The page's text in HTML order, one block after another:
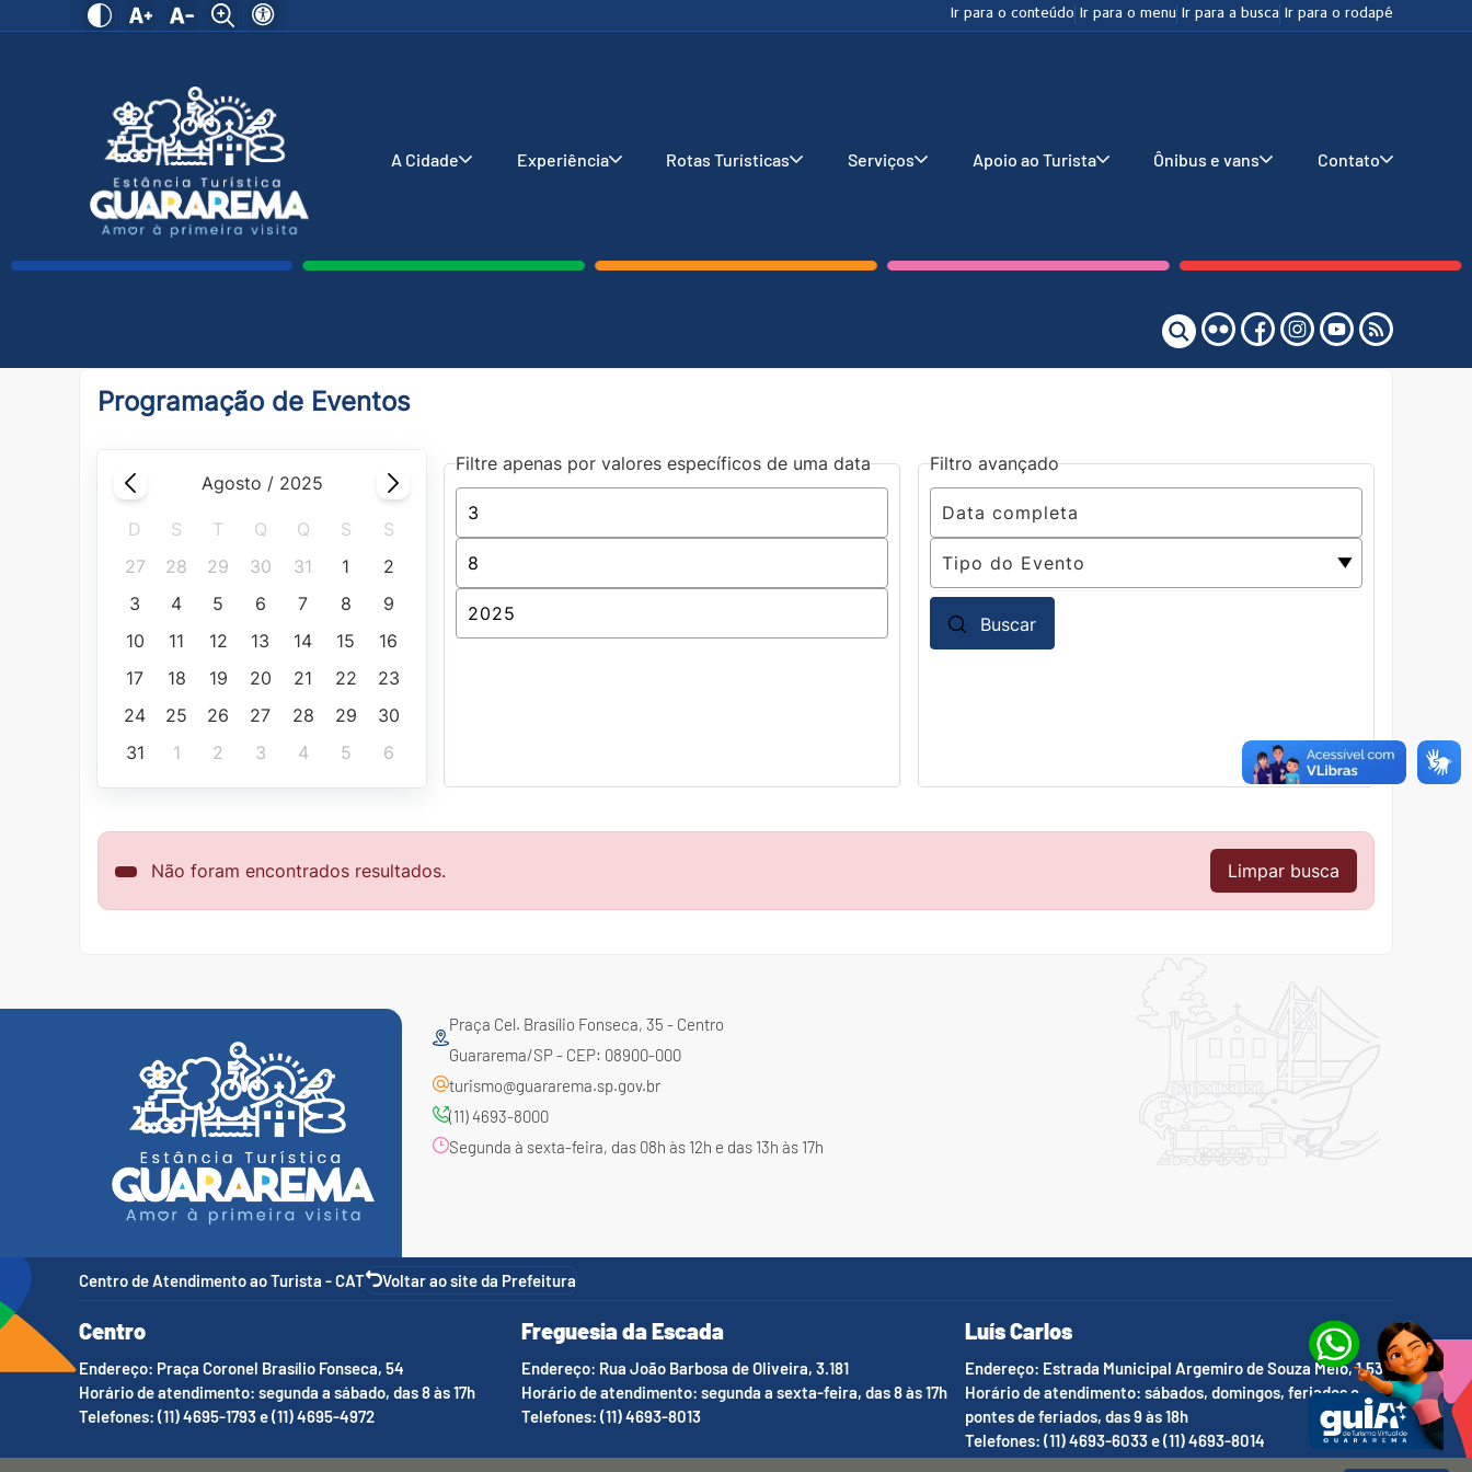
Ir para o conteúdo Ir para o menu Ir para a busca Ir para o rodapé
A Cidade Experiência Rotas Turísticas Serviços Apoio ao Turista Ônibus e vans Contato
Programação de Eventos
agosto / 2025
D S T Q Q S
S
27
28 29 30 31 1
2
3
4 5 6 7 8
9
10
11 12 13 14 15
16
17
18 19 20 21 22
23
24
25 26 27 28 29
30
31
1 2 3 4 5 6
Filtre apenas por valores específicos de uma data Filtro avançado
Buscar
Não foram encontrados resultados. Limpar busca
Praça Cel. Brasílio Fonseca, 35 - Centro
Guararema/SP - CEP: 08900-000
turismo@guararema.sp.gov.br
(11) 4693-8000
Segunda à sexta-feira, das 08h às 12h e das 13h às 17h
Centro de Atendimento ao Turista - CAT Voltar ao site da Prefeitura
Centro
Endereço: Praça Coronel Brasílio Fonseca, 54
Horário de atendimento: segunda a sábado, das 8 às 17h
Telefones: (11) 4695-1793 e (11) 4695-4972
Freguesia da Escada
Endereço: Rua João Barbosa de Oliveira, 3.181
Horário de atendimento: segunda a sexta-feira, das 8 às 17h
Telefones: (11) 4693-8013
Luís Carlos
Endereço: Estrada Municipal Argemiro de Souza Melo, 1.536
Horário de atendimento: sábados, domingos, feriados e
pontes de feriados, das 9 às 18h
Telefones: (11) 4693-6033 e (11) 4693-8014